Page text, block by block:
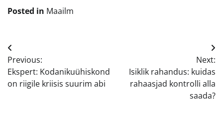
Posted in Maailm
Navigeerimine
Previous:
Ekspert: Kodanikuühiskond
on riigile kriisis suurim abi
Next:
Isiklik rahandus: kuidas
rahaasjad kontrolli alla
saada?